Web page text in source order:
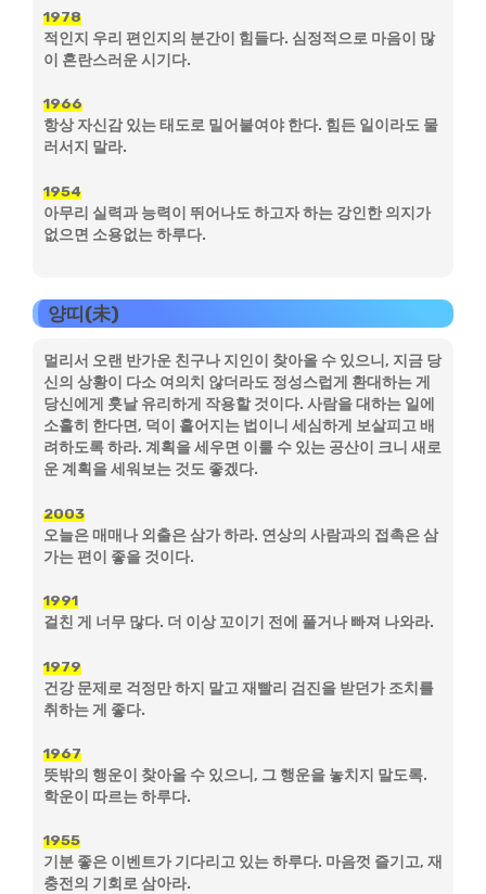
1978
적인지 우리 편인지의 분간이 힘들다. 심정적으로 마음이 많
이 혼란스러운 시기다.
1966
항상 자신감 있는 태도로 밀어붙여야 한다. 힘든 일이라도 물
러서지 말라.
1954
아무리 실력과 능력이 뛰어나도 하고자 하는 강인한 의지가
없으면 소용없는 하루다.
양띠(未)
멀리서 오랜 반가운 친구나 지인이 찾아올 수 있으니, 지금 당
신의 상황이 다소 여의치 않더라도 정성스럽게 환대하는 게
당신에게 훗날 유리하게 작용할 것이다. 사람을 대하는 일에
소홀히 한다면, 덕이 흩어지는 법이니 세심하게 보살피고 배
려하도록 하라. 계획을 세우면 이룰 수 있는 공산이 크니 새로
운 계획을 세워보는 것도 좋겠다.
2003
오늘은 매매나 외출은 삼가 하라. 연상의 사람과의 접촉은 삼
가는 편이 좋을 것이다.
1991
걸친 게 너무 많다. 더 이상 꼬이기 전에 풀거나 빠져 나와라.
1979
건강 문제로 걱정만 하지 말고 재빨리 검진을 받던가 조치를
취하는 게 좋다.
1967
뜻밖의 행운이 찾아올 수 있으니, 그 행운을 놓치지 말도록.
학운이 따르는 하루다.
1955
기분 좋은 이벤트가 기다리고 있는 하루다. 마음껏 즐기고, 재
충전의 기회로 삼아라.